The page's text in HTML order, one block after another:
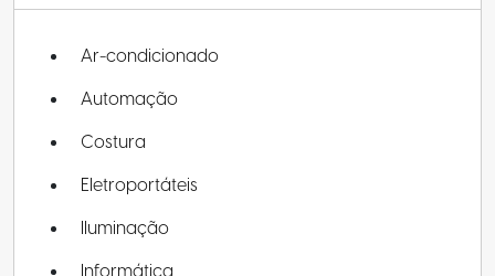
Ar-condicionado
Automação
Costura
Eletroportáteis
Iluminação